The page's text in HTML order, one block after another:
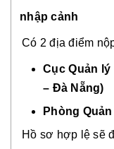
nhập cảnh
Có 2 địa điểm
Cục Quản lý
– Đà Nẵng)
Phòng
Hồ sơ hợp lệ sẽ